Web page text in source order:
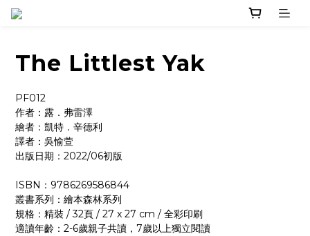
The Littlest Yak
PF012
作者：露．弗雷澤
繪者：凱特．辛德利
譯者：吳愉萱
出版日期：2022/06初版
ISBN：9786269586844
叢書系列：繪本森林系列
規格：精裝 / 32頁 / 27 x 27 cm / 全彩印刷
適讀年齡：2-6歲親子共讀，7歲以上獨立閱讀